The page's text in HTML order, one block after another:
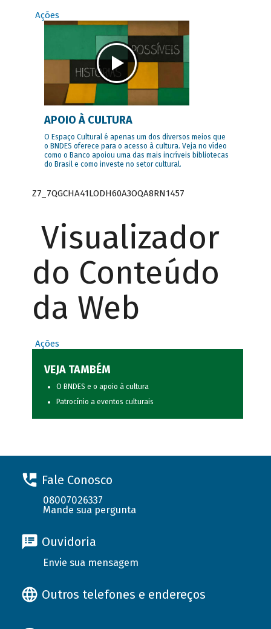
Ações
APOIO À CULTURA
O Espaço Cultural é apenas um dos diversos meios que
o BNDES oferece para o acesso à cultura. Veja no vídeo
como o Banco apoiou uma das mais incríveis bibliotecas
do Brasil e como investe no setor cultural.
Z7_7QGCHA41LODH60A3OQA8RN1457
Visualizador
do Conteúdo
da Web
Ações
VEJA TAMBÉM
O BNDES e o apoio à cultura
Patrocínio a eventos culturais
Fale Conosco
08007026337
Mande sua pergunta
Ouvidoria
Envie sua mensagem
Outros telefones e endereços